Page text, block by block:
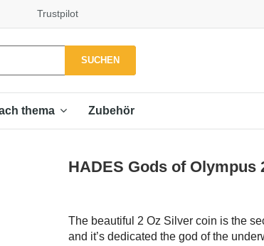
Trustpilot
SUCHEN
thema Zubehör
HADES Gods of Olympus
The beautiful 2 Oz Silver coin is the
and it’s dedicated the god of the